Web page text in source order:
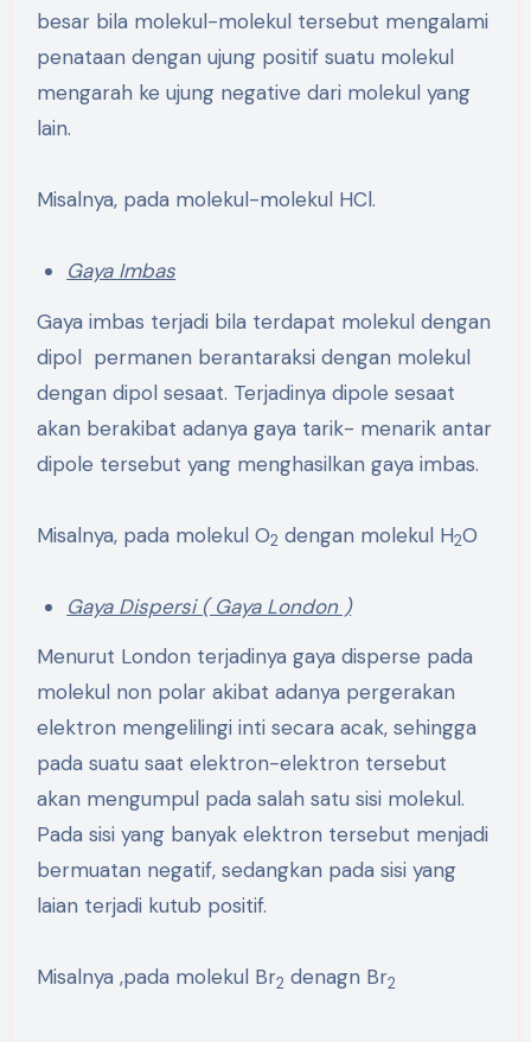
besar bila molekul-molekul tersebut mengalami
penataan dengan ujung positif suatu molekul
mengarah ke ujung negative dari molekul yang
lain.
Misalnya, pada molekul-molekul HCl.
Gaya Imbas
Gaya imbas terjadi bila terdapat molekul dengan
dipol permanen berantaraksi dengan molekul
dengan dipol sesaat. Terjadinya dipole sesaat
akan berakibat adanya gaya tarik- menarik antar
dipole tersebut yang menghasilkan gaya imbas.
Misalnya, pada molekul O2 dengan molekul H2O
Gaya Dispersi ( Gaya London )
Menurut London terjadinya gaya disperse pada
molekul non polar akibat adanya pergerakan
elektron mengelilingi inti secara acak, sehingga
pada suatu saat elektron-elektron tersebut
akan mengumpul pada salah satu sisi molekul.
Pada sisi yang banyak elektron tersebut menjadi
bermuatan negatif, sedangkan pada sisi yang
laian terjadi kutub positif.
Misalnya ,pada molekul Br2 denagn Br2